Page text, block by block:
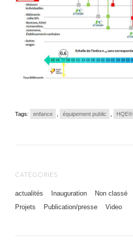
Tags: enfance équipement public HQE®
CATÉGORIES
actualités Inauguration Non classé
Projets
Publication/presse Video